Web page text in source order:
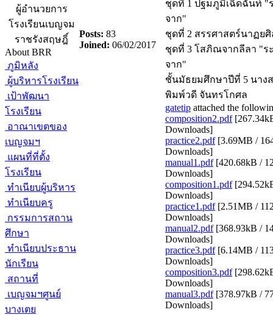
ผู้อำนวยการ
โรงเรียนเบญจม
ราชรังสฤษฎิ์
About BRR
ภูมิหลัง
ผู้บริหารโรงเรียน
เป้าพัฒนา
โรงเรียน
อาณาเขตของ
เบญจมฯ
แผนที่ที่ตั้ง
โรงเรียน
ทำเนียบผู้บริหาร
ทำเนียบครู
กรรมการสถาน
ศึกษา
ทำเนียบประธาน
นักเรียน
สถานที่
เบญจมฯศูนย์
บางเตย
Posts: 83
Joined: 06/02/2017
ชุดที่ 1 ปฐมภูมิเฉิดฉันท์ "
จาก"
ชุดที่ 2 สรรศาสตร์นาฏย
ชุดที่ 3 โสภิณจากลีลา "ร
จาก"
ชั้นมัธยมศึกษาปีที่ 5 นาง
พิมพ์วดี จันทรโกศล
gatetip attached the
composition2.pdf[
Downloads]
practice2.pdf[3.69MB /
Downloads]
manual1.pdf[420.68kB /
Downloads]
composition1.pdf[
Downloads]
practice1.pdf[2.51MB /
Downloads]
manual2.pdf[368.93kB /
Downloads]
practice3.pdf[6.14MB /
Downloads]
composition3.pdf[
Downloads]
manual3.pdf[378.97kB /
Downloads]